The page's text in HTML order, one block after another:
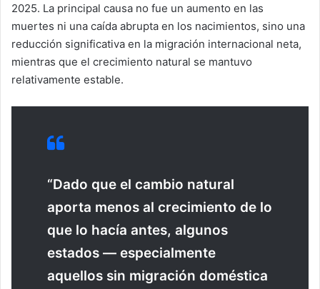
2025. La principal causa no fue un aumento en las
muertes ni una caída abrupta en los nacimientos, sino una
reducción significativa en la migración internacional neta,
mientras que el crecimiento natural se mantuvo
relativamente estable.
“Dado que el cambio natural
aporta menos al crecimiento de lo
que lo hacía antes, algunos
estados — especialmente
aquellos sin migración doméstica